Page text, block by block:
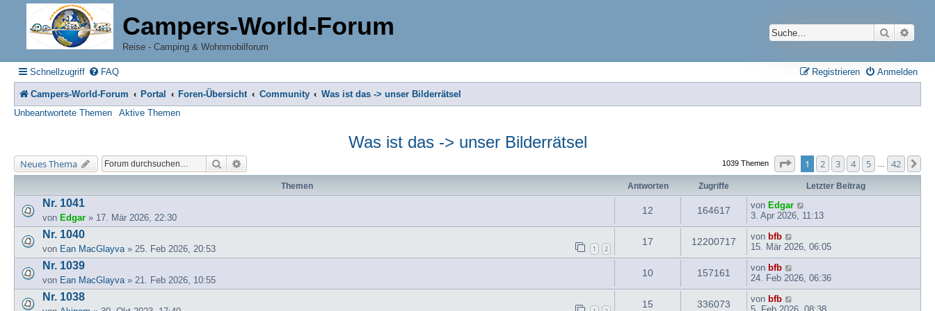
Campers-World-Forum
Reise - Camping & Wohnmobilforum
Suche
Schnellzugriff FAQ Anmelden
Registrieren
Campers-World-Forum Portal Foren-Übersicht Community
Was ist das -> unser Bilderrätsel
Unbeantwortete Themen
Aktive Themen
Was ist das -> unser Bilderrätsel
Neues Thema Suche 1039 Themen Seite von42
1 2 3 4 5 42
Themen Antworten Zugriffe Letzter Beitrag
Nr. 1041
von Edgar » 17. Mär 2026, 22:30
12 164617 von Edgar
3. Apr 2026, 11:13
Nr. 1040
von Ean MacGlayva » 25. Feb 2026, 20:53 1 2
17 12200717 von bfb
15. Mär 2026, 06:05
Nr. 1039
von Ean MacGlayva » 21. Feb 2026, 10:55
10 157161 von bfb
24. Feb 2026, 06:36
Nr. 1038
15 336073 von bfb